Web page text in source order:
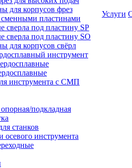
для корпусов фрез
сменными пластинами
сверла под пластину SP
сверла под пластину SO
для корпусов свёрл
инструмент
инструмента с СМП
подкладная
станков
осевого инструмента
Услуги